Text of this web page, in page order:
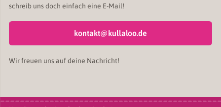
schreib uns doch einfach eine E-Mail!
kontakt@kullaloo.de
Wir freuen uns auf deine Nachricht!